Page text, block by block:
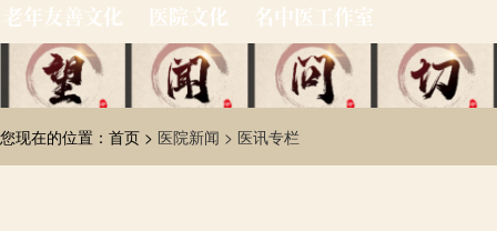
老年友善文化
医院文化 名中医工作室
您现在的位置：首页 > 医院新闻 > 医讯专栏